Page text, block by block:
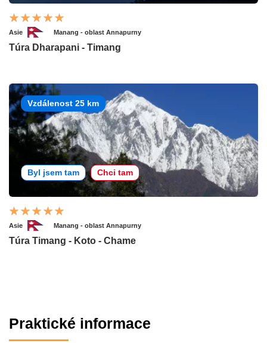
Asie Manang - oblast Annapurny
Túra Dharapani - Timang
Vzdálenost 25 km
Byl jsem tam Chci tam
Asie Manang - oblast Annapurny
Túra Timang - Koto - Chame
Praktické informace